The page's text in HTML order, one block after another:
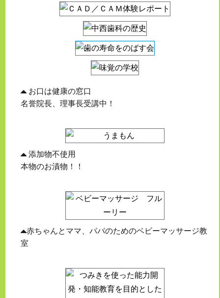
お口は健康の窓口
名誉院長、理事長受講中！
添加物不使用
本物のお漬物！！
赤ちゃんとママ、パパのためのベビーマッサージ教
室